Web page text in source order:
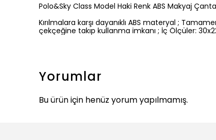
Polo&Sky Class Model Haki Renk ABS Makyaj
Kırılmalara karşı dayanıklı ABS materyal ;
çekçeğine takıp kullanma imkanı ; İç Ölçüler:
Yorumlar
Bu ürün için henüz yorum yapılmamış.